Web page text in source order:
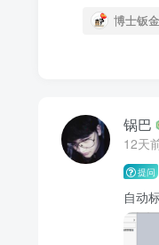
博士钣金
锅巴
12天
提问
自动